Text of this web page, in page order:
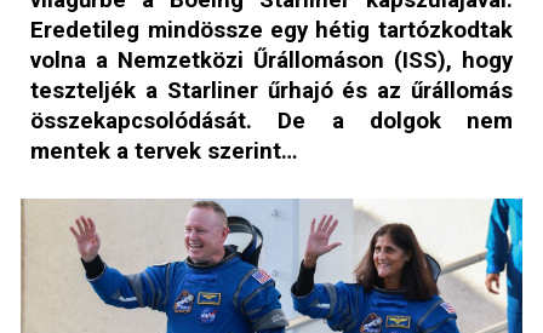
Eredetileg mindössze egy hétig tartózkodtak
volna a Nemzetközi Űrállomáson (ISS), hogy
teszteljék a Starliner űrhajó és az űrállomás
összekapcsolódását. De a dolgok nem
mentek a tervek szerint…